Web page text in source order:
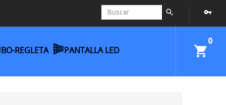
0
REGLETA PANTALLA LED